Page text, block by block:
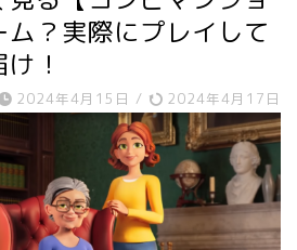
ム？実際にプレイして
！
2024年4月15日 / 2024年4月17日